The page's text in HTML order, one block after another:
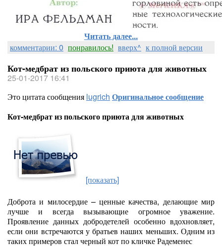
Читать далее...
комментарии: 0 понравилось! вверх^ к полной версии
Кот-медбрат из польского приюта для животных
25-01-2017 16:41
Это цитата сообщения lugrich Оригинальное сообщение
Кот-медбрат из польского приюта для животных
[показать]
Доброта и милосердие – ценные качества, делающие мир
лучше и всегда вызывающие огромное уважение.
Проявление данных добродетелей особенно вдохновляет,
если они встречаются у братьев наших меньших. Одним из
таких примеров стал черный кот по кличке Радеменес